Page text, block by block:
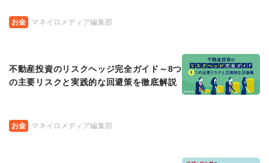
お金 マネイロメディア編集部
お金 マネイロメディア編集部
不動産投資のリスクヘッジ完全ガイド～8つ
の主要リスクと実践的な回避策を徹底解説